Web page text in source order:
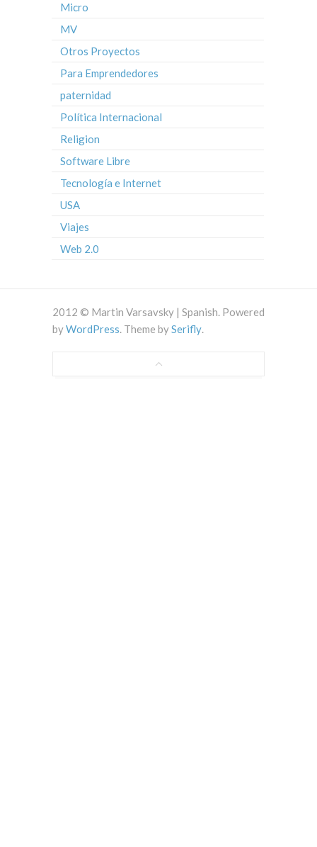
Micro
MV
Otros Proyectos
Para Emprendedores
paternidad
Política Internacional
Religion
Software Libre
Tecnología e Internet
USA
Viajes
Web 2.0
2012 © Martin Varsavsky | Spanish. Powered
byWordPress. Theme bySerifly.